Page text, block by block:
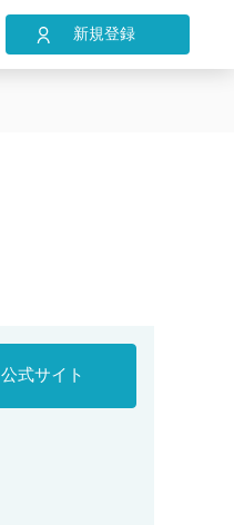
新規登録
公式サイト